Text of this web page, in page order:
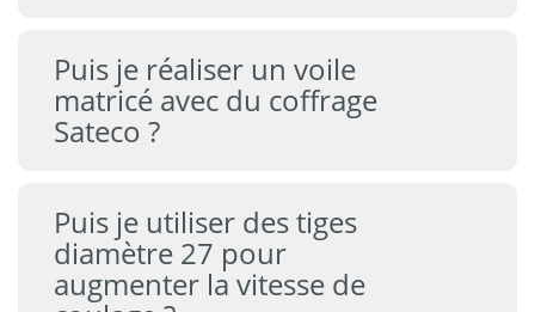
Puis je réaliser un voile
matricé avec du coffrage
Sateco ?
Puis je utiliser des tiges
diamètre 27 pour
augmenter la vitesse de